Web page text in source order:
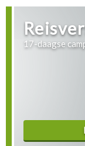
17-daagse